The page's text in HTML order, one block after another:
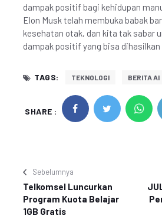
dampak positif bagi kehidupan
Elon Musk telah membuka babak
kesehatan otak, dan kita tak sabar
dampak positif yang bisa dihasilkan
TAGS: TEKNOLOGI BERITA AI
SHARE :
Sebelumnya
Telkomsel Luncurkan
Program Kuota Belajar
1GB Gratis